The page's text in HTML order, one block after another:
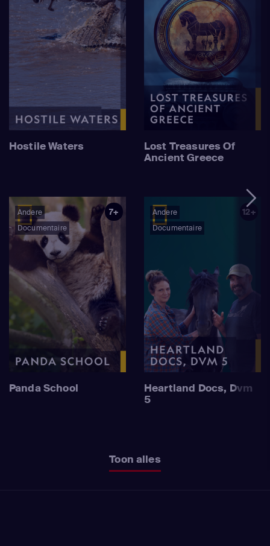
Hostile Waters
Lost Treasures Of
Ancient Greece
Andere
Documentaire
7+
Panda School
Andere
Documentaire
12+
Heartland Docs, Dvm
5
Toon alles